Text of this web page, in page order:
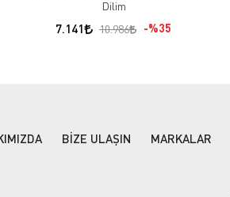
Dilim
7.141 10.986 %35
BİZE ULAŞIN MARKALAR